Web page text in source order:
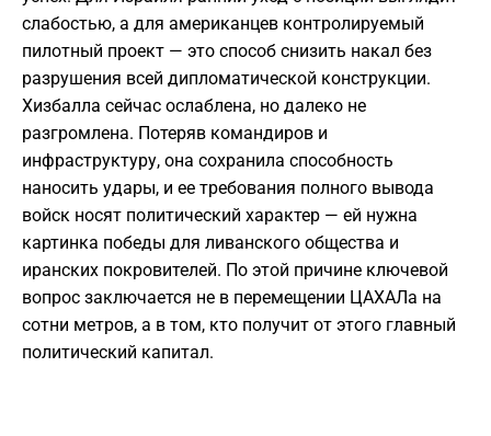
слабостью, а для американцев контролируемый
пилотный проект — это способ снизить накал без
разрушения всей дипломатической конструкции.
Хизбалла сейчас ослаблена, но далеко не
разгромлена. Потеряв командиров и
инфраструктуру, она сохранила способность
наносить удары, и ее требования полного вывода
войск носят политический характер — ей нужна
картинка победы для ливанского общества и
иранских покровителей. По этой причине ключевой
вопрос заключается не в перемещении ЦАХАЛа на
сотни метров, а в том, кто получит от этого главный
политический капитал.